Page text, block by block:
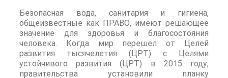
Безопасная вода, санитария и гигиена,
общеизвестные как ПРАВО, имеют решающее
значение для здоровья и благосостояния
человека. Когда мир перешел от Целей
развития тысячелетия (ЦРТ) с Целями
устойчивого развития (ЦРТ) в 2015 году,
правительства установили планку